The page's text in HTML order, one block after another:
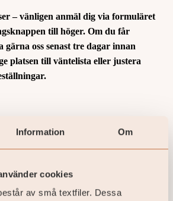
Information Om
cookies
av små textfiler. Dessa
– vänligen anmäl dig via formuläret
till höger. Om du får
oss senast tre dagar innan
platsen till väntelista eller justera
nya kontakter!